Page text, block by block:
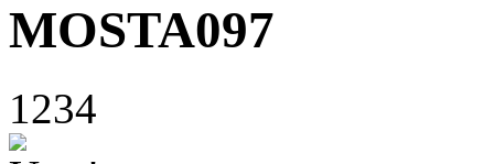
MOSTA097
1234